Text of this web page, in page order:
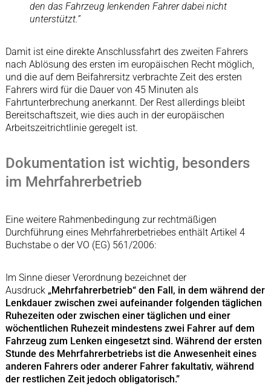
den das Fahrzeug lenkenden Fahrer dabei nicht
unterstützt.”
Damit ist eine direkte Anschlussfahrt des zweiten Fahrers
nach Ablösung des ersten im europäischen Recht möglich,
und die auf dem Beifahrersitz verbrachte Zeit des ersten
Fahrers wird für die Dauer von 45 Minuten als
Fahrtunterbrechung anerkannt. Der Rest allerdings bleibt
Bereitschaftszeit, wie dies auch in der europäischen
Arbeitszeitrichtlinie geregelt ist.
Dokumentation ist wichtig, besonders
im Mehrfahrerbetrieb
Eine weitere Rahmenbedingung zur rechtmäßigen
Durchführung eines Mehrfahrerbetriebes enthält Artikel 4
Buchstabe o der VO (EG) 561/2006:
Im Sinne dieser Verordnung bezeichnet der
Ausdruck „Mehrfahrerbetrieb“ den Fall, in dem während der
Lenkdauer zwischen zwei aufeinander folgenden täglichen
Ruhezeiten oder zwischen einer täglichen und einer
wöchentlichen Ruhezeit mindestens zwei Fahrer auf dem
Fahrzeug zum Lenken eingesetzt sind. Während der ersten
Stunde des Mehrfahrerbetriebs ist die Anwesenheit eines
anderen Fahrers oder anderer Fahrer fakultativ, während
der restlichen Zeit jedoch obligatorisch.”